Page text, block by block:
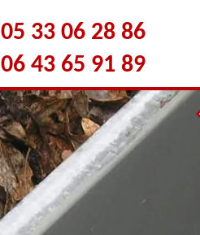
05 33 06 28 86
06 43 65 91 89